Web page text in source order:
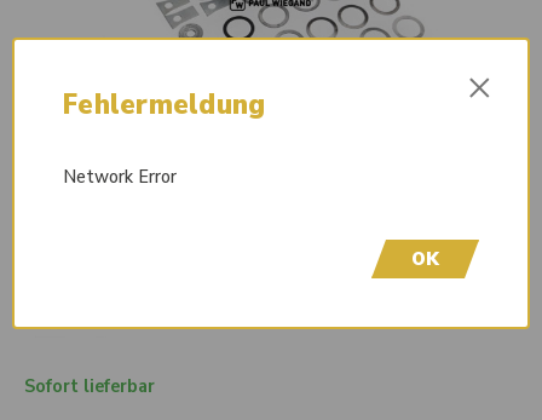
Sofort lieferbar
Fehlermeldung ×
Network Error
OK